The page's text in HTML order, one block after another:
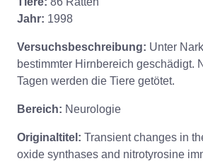
Jahr: 1998
Versuchsbeschreibung: Unter
bestimmter Hirnbereich geschädigt.
Tagen werden die Tiere getötet.
Bereich: Neurologie
Originaltitel: Transient changes in
oxide synthases and nitrotyrosine